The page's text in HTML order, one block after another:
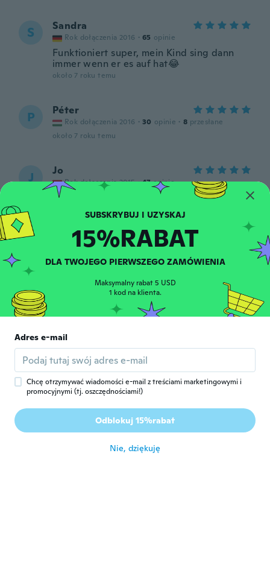
S Sandra
Rok dołączenia 2016 · 65 opinie
Funktioniert super, mein Kind sing dann
immer wenn er es auf hat😂
około 7 roku temu
P Péter
Rok dołączenia 2016 · 30 opinie · 8 przesłane
około 7 roku temu
J Jo
Rok dołączenia 2015 · 47 opinie
Preveliko za bebu od 3 mjeseca
Casey
przesłane
około 7 roku temu
katrina
Just as the picture. It fits on my 10 month
old. It even fits on me. The material is a
foam.
Boris
Rok dołączenia 2014 · 47 opinie
15%RABAT
DLA TWOJEGO PIERWSZEGO ZAMÓWIENIA
Maksymalny rabat 5 USD
1 kod na klienta.
Adres e-mail
Chcę otrzymywać wiadomości e-mail z treściami marketingowymi i
promocyjnymi (tj. oszczędnościami!)
Odblokuj 15%rabat
Nie, dziękuję